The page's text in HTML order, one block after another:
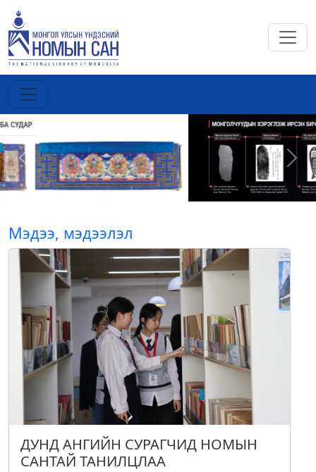
Previous Next
Мэдээ, мэдээлэл
ДУНД АНГИЙН СУРАГЧИД НОМЫН
САНТАЙ ТАНИЛЦЛАА